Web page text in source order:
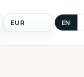
Display
currency
EN